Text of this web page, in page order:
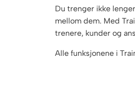
Du trenger ikke
mellom dem. Med
trenere, kunder og
Alle funksjonene i